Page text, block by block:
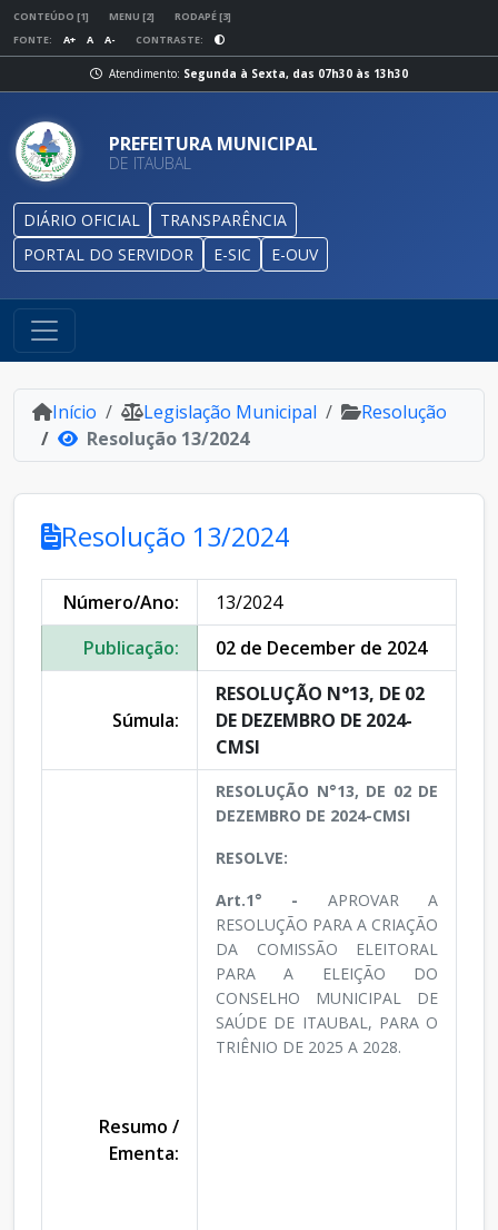
CONTEÚDO [1] MENU [2]
RODAPÉ [3]
FONTE:
A+ A A- CONTRASTE:
Atendimento: Segunda à Sexta, das 07h30 às 13h30
PREFEITURA MUNICIPAL
DE ITAUBAL
DIÁRIO OFICIAL
TRANSPARÊNCIA
PORTAL DO SERVIDOR
E-SIC E-OUV
Início Legislação Municipal
Resolução
Resolução 13/2024
Resolução 13/2024
Número/Ano:
13/2024
Publicação:
02 de December de 2024
Súmula:
RESOLUÇÃO N°13, DE 02
DE DEZEMBRO DE 2024-
CMSI
Resumo /
Ementa:
RESOLUÇÃO N°13, DE 02 DE
DEZEMBRO DE 2024-CMSI
RESOLVE:
Art.1° - APROVAR A
RESOLUÇÃO PARA A CRIAÇÃO
DA COMISSÃO ELEITORAL
PARA A ELEIÇÃO DO
CONSELHO MUNICIPAL DE
SAÚDE DE ITAUBAL, PARA O
TRIÊNIO DE 2025 A 2028.